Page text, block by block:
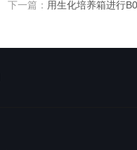
下一篇： 用生化培养箱进行